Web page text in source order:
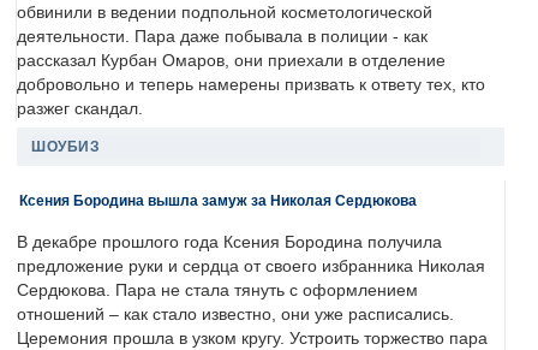
обвинили в ведении подпольной косметологической
деятельности. Пара даже побывала в полиции - как
рассказал Курбан Омаров, они приехали в отделение
добровольно и теперь намерены призвать к ответу тех, кто
разжег скандал.
ШОУБИЗ
Ксения Бородина вышла замуж за Николая Сердюкова
В декабре прошлого года Ксения Бородина получила
предложение руки и сердца от своего избранника Николая
Сердюкова. Пара не стала тянуть с оформлением
отношений – как стало известно, они уже расписались.
Церемония прошла в узком кругу. Устроить торжество пара